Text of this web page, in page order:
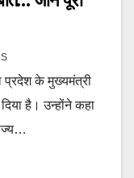
प्रदेश के मुख्यमंत्री
है। उन्होंने कहा